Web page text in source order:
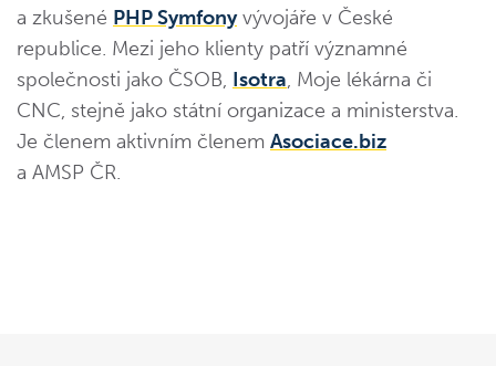
a zkušené PHP Symfonyvývojáře v České
republice. Mezi jeho klienty patří významné
společnosti jako ČSOB, Isotra, Moje lékárna či
CNC, stejně jako státní organizace a ministerstva.
Je členem aktivním členem Asociace.biz
a AMSP ČR.